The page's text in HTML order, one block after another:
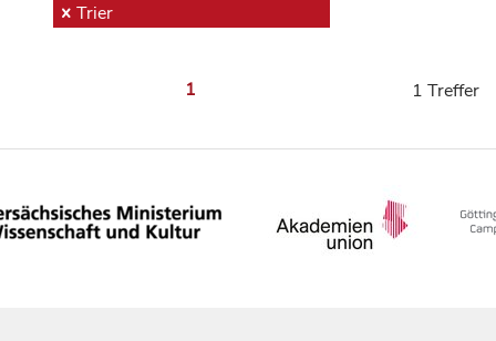
Trier
1 1 Treffer